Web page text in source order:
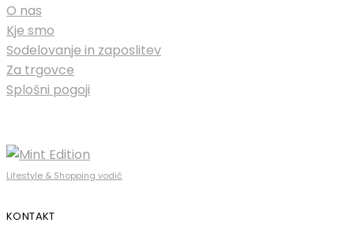
O nas
Kje smo
Sodelovanje in zaposlitev
Za trgovce
Splošni pogoji
Lifestyle & Shopping vodič
KONTAKT